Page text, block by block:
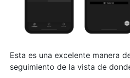
Esta es una excelente manera
seguimiento de la vista de